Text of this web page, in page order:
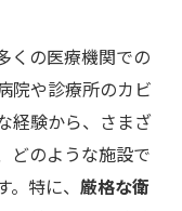
くの医療機関での
院や診療所のカビ
経験から、さまざ
どのような施設で
特に、 厳格な衛